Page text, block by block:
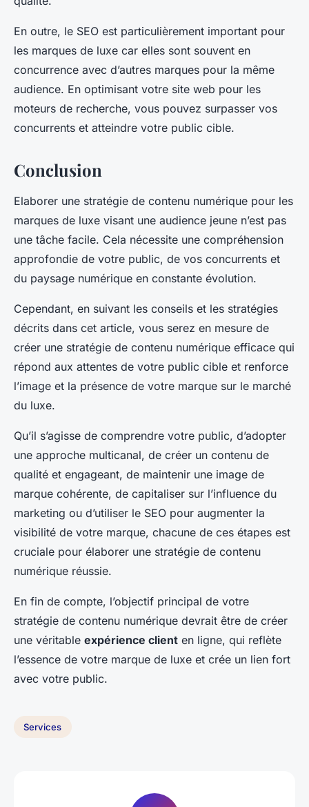
En outre, le SEO est particulièrement important pour
les marques de luxe car elles sont souvent en
concurrence avec d’autres marques pour la même
audience. En optimisant votre site web pour les
moteurs de recherche, vous pouvez surpasser vos
concurrents et atteindre votre public cible.
Conclusion
Elaborer une stratégie de contenu numérique pour les
marques de luxe visant une audience jeune n’est pas
une tâche facile. Cela nécessite une compréhension
approfondie de votre public, de vos concurrents et
du paysage numérique en constante évolution.
Cependant, en suivant les conseils et les stratégies
décrits dans cet article, vous serez en mesure de
créer une stratégie de contenu numérique efficace qui
répond aux attentes de votre public cible et renforce
l’image et la présence de votre marque sur le marché
du luxe.
Qu’il s’agisse de comprendre votre public, d’adopter
une approche multicanal, de créer un contenu de
qualité et engageant, de maintenir une image de
marque cohérente, de capitaliser sur l’influence du
marketing ou d’utiliser le SEO pour augmenter la
visibilité de votre marque, chacune de ces étapes est
cruciale pour élaborer une stratégie de contenu
numérique réussie.
En fin de compte, l’objectif principal de votre
stratégie de contenu numérique devrait être de créer
une véritable expérience client en ligne, qui reflète
l’essence de votre marque de luxe et crée un lien fort
avec votre public.
Services